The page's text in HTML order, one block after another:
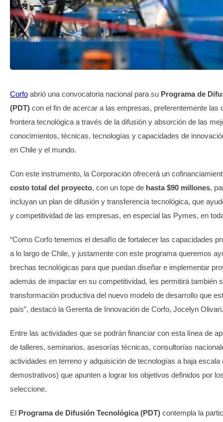
Corfo abrió una convocatoria nacional para su Programa de
(PDT) con el fin de acercar a las empresas, preferentemente las
frontera tecnológica a través de la difusión y absorción de las
conocimientos, técnicas, tecnologías y capacidades de
en Chile y el mundo.
Con este instrumento, la Corporación ofrecerá un
costo total del proyecto, con un tope de hasta $90 millones,
incluyan un plan de difusión y transferencia tecnológica, que
y competitividad de las empresas, en especial las Pymes, en
“Como Corfo tenemos el desafío de fortalecer las capacidades
a lo largo de Chile, y justamente con este programa queremos
brechas tecnológicas para que puedan diseñar e implementar
además de impactar en su competitividad, les permitirá también
transformación productiva del nuevo modelo de desarrollo que
país”, destacó la Gerenta de Innovación de Corfo, Jocelyn Olivari.
Entre las actividades que se podrán financiar con esta línea de
de talleres, seminarios, asesorías técnicas, consultorías
actividades en terreno y adquisición de tecnologías a baja
demostrativos) que apunten a lograr los objetivos definidos por
seleccione.
El Programa de Difusión Tecnológica (PDT) contempla la